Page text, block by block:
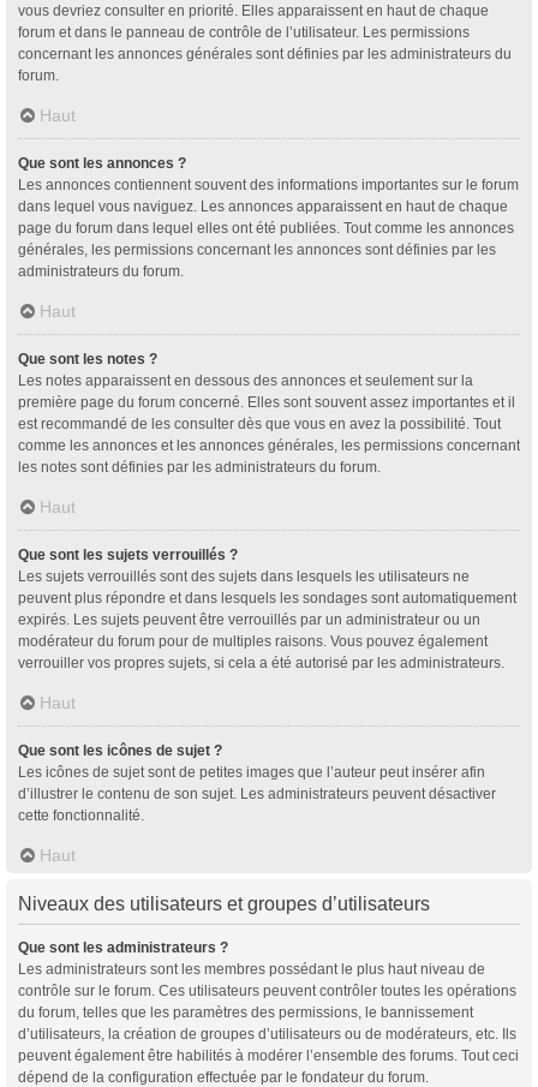
vous devriez consulter en priorité. Elles apparaissent en haut de chaque
forum et dans le panneau de contrôle de l’utilisateur. Les permissions
concernant les annonces générales sont définies par les administrateurs du
forum.
Haut
Que sont les annonces ?
Les annonces contiennent souvent des informations importantes sur le forum
dans lequel vous naviguez. Les annonces apparaissent en haut de chaque
page du forum dans lequel elles ont été publiées. Tout comme les annonces
générales, les permissions concernant les annonces sont définies par les
administrateurs du forum.
Haut
Que sont les notes ?
Les notes apparaissent en dessous des annonces et seulement sur la
première page du forum concerné. Elles sont souvent assez importantes et il
est recommandé de les consulter dès que vous en avez la possibilité. Tout
comme les annonces et les annonces générales, les permissions concernant
les notes sont définies par les administrateurs du forum.
Haut
Que sont les sujets verrouillés ?
Les sujets verrouillés sont des sujets dans lesquels les utilisateurs ne
peuvent plus répondre et dans lesquels les sondages sont automatiquement
expirés. Les sujets peuvent être verrouillés par un administrateur ou un
modérateur du forum pour de multiples raisons. Vous pouvez également
verrouiller vos propres sujets, si cela a été autorisé par les administrateurs.
Haut
Que sont les icônes de sujet ?
Les icônes de sujet sont de petites images que l’auteur peut insérer afin
d’illustrer le contenu de son sujet. Les administrateurs peuvent désactiver
cette fonctionnalité.
Haut
Niveaux des utilisateurs et groupes d’utilisateurs
Que sont les administrateurs ?
Les administrateurs sont les membres possédant le plus haut niveau de
contrôle sur le forum. Ces utilisateurs peuvent contrôler toutes les opérations
du forum, telles que les paramètres des permissions, le bannissement
d’utilisateurs, la création de groupes d’utilisateurs ou de modérateurs, etc. Ils
peuvent également être habilités à modérer l’ensemble des forums. Tout ceci
dépend de la configuration effectuée par le fondateur du forum.